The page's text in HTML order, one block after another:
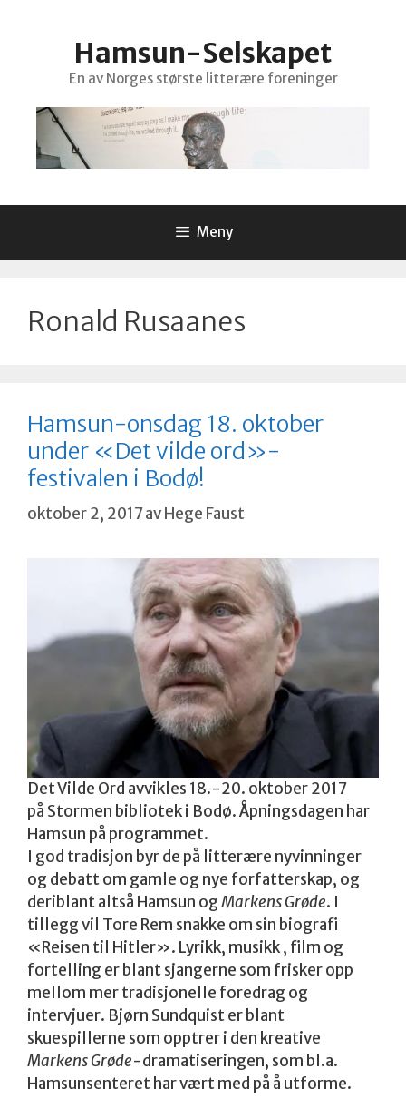
Hamsun-Selskapet
En av Norges største litterære foreninger
Meny
Ronald Rusaanes
Hamsun-onsdag 18. oktober
under «Det vilde ord»-
festivalen i Bodø!
oktober 2, 2017avHege Faust
Det Vilde Ord avvikles 18.-20. oktober 2017
på Stormen bibliotek i Bodø. Åpningsdagen har
Hamsun på programmet.
I god tradisjon byr de på litterære nyvinninger
og debatt om gamle og nye forfatterskap, og
deriblant altså Hamsun ogMarkens Grøde. I
tillegg vil Tore Rem snakke om sin biografi
«Reisen til Hitler». Lyrikk, musikk , film og
fortelling er blant sjangerne som frisker opp
mellom mer tradisjonelle foredrag og
intervjuer. Bjørn Sundquist er blant
skuespillerne som opptrer i den kreative
Markens Grøde-dramatiseringen, som bl.a.
Hamsunsenteret har vært med på å utforme.